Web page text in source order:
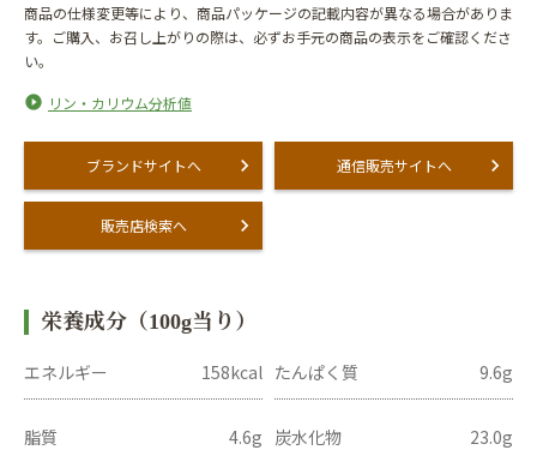
商品の仕様変更等により、商品パッケージの記載内容が異なる場合がありま
す。ご購入、お召し上がりの際は、必ずお手元の商品の表示をご確認くださ
い。
リン・カリウム分析値
ブランドサイトへ 通信販売サイトへ
販売店検索へ
栄養成分（100g当り）
エネルギー 158kcal たんぱく質 9.6g
脂質 4.6g 炭水化物 23.0g